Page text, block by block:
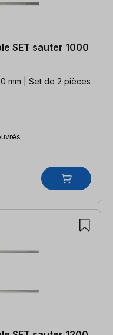
SET sauter 1000
mm | Set de 2 pièces